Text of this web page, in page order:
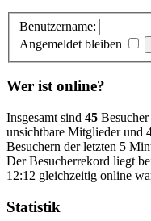
Benutzername:
Angemeldet bleiben
Wer ist online?
Insgesamt sind 45
unsichtbare Mitglieder und
Besuchern der letzten 5
Der Besucherrekord liegt
12:12 gleichzeitig online
Statistik